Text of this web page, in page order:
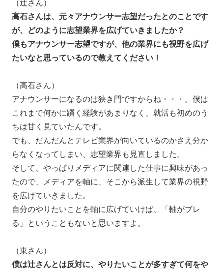
高石さんは、元々アナウンサー志望だったとのことです
が、どのように志望業界を広げていきましたか？
僕もアナウンサー志望ですが、他の業界にも視野を広げ
たいなと思っているので教えてください！
（高石さん）
アナウンサーになるのは狭き門ですからね・・・。僕は
これまで何かに躓く経験があまりなく、就活も初めのう
ちは甘く見ていたんです。
でも、だんだんとテレビ業界が向いているのかさえ分か
らなくなってしまい、志望業界も見直しました。
そして、やっぱりメディアに関連した仕事に興味があっ
たので、メディアを軸に、そこから派生して業界の視野
を広げていきました。
自分のやりたいことを軸に広げていけば、「軸がブレ
る」ということもないと思いますよ。
（東さん）
僕は辻さんとは反対に、やりたいことが多すぎて何をや